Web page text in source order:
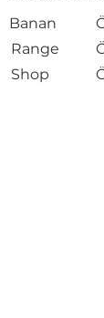
Banan
Range
Shop